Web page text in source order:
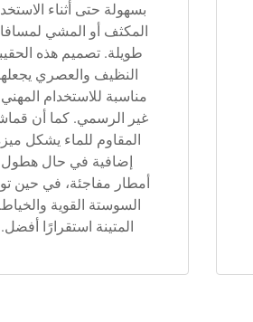
بسهولة حتى أثناء
المكثف أو المشي
طويلة. تصميم هذه
النظيف والعصري
مناسبة للاستخدام المهني
غير الرسمي. كما أن
المقاوم للماء يشكل
إضافية في حال هطول
أمطار مفاجئة، في حين
السوستة القوية
المتينة استقرارًا أفضل.